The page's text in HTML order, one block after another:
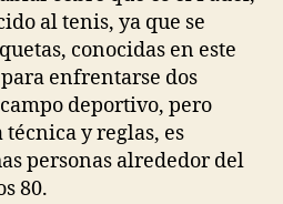
al tenis, ya que se
conocidas en este
enfrentarse dos
deportivo, pero
y reglas, es
personas alrededor del
80.